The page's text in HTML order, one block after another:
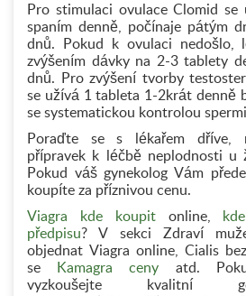
Pro stimulaci ovulace Clomid
spaním denně, počínaje pátým
dnů. Pokud k ovulaci nedošlo,
zvýšením dávky na 2-3 tablety
dnů. Pro zvýšení tvorby
se užívá 1 tableta 1-2krát denně
se systematickou kontrolou
Poraďte se s lékařem dříve,
přípravek k léčbě neplodnosti u
Pokud váš gynekolog Vám
koupíte za příznivou cenu.
Viagra kde koupitonline,
předpisu? V sekci Zdraví
objednat Viagra online, Cialis
se Kamagra ceny atd.
vyzkoušejte kvalitní